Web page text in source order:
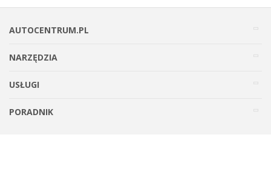
AUTOCENTRUM.PL
NARZĘDZIA
USŁUGI
PORADNIK